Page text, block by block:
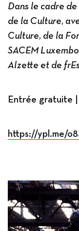
Dans le cadre
de la Culture,
Culture, de la
SACEM
Alzette et de
Entrée gratuite
https://ypl.me/